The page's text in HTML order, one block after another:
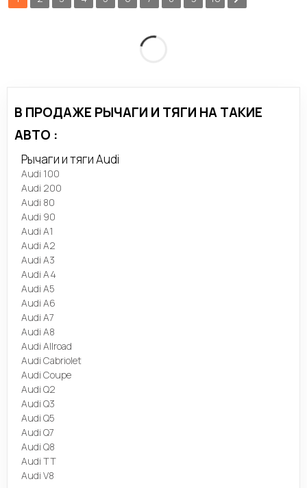
В ПРОДАЖЕ РЫЧАГИ И ТЯГИ НА ТАКИЕ
АВТО :
Рычаги и тяги Audi
Audi 100
Audi 200
Audi 80
Audi 90
Audi A1
Audi A2
Audi A3
Audi A4
Audi A5
Audi A6
Audi A7
Audi A8
Audi Allroad
Audi Cabriolet
Audi Coupe
Audi Q2
Audi Q3
Audi Q5
Audi Q7
Audi Q8
Audi TT
Audi V8